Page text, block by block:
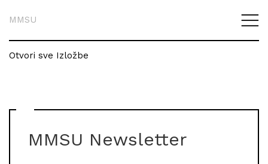
MMSU
Otvori sve Izložbe
MMSU Newsletter